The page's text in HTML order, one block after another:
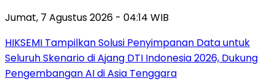
Jumat, 7 Agustus 2026 - 04:14 WIB
HIKSEMI Tampilkan Solusi Penyimpanan Data untuk
Seluruh Skenario di Ajang DTI Indonesia 2026, Dukung
Pengembangan AI di Asia Tenggara